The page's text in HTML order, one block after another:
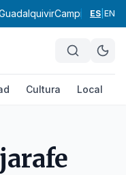
Campiña de
ES EN
Cultura Local